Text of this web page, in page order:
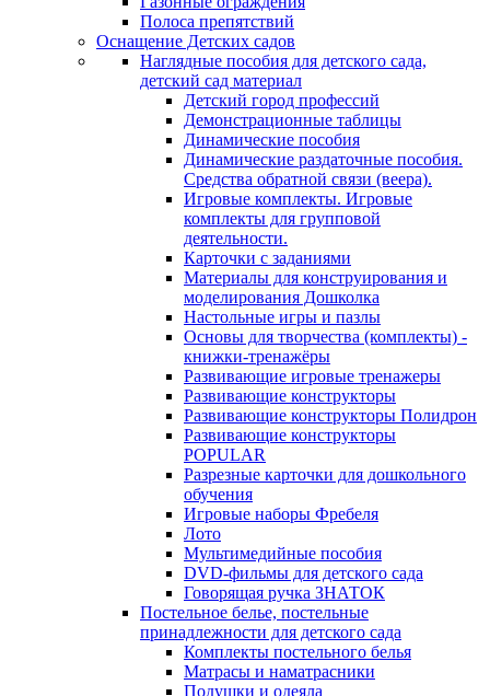
Полоса препятствий
Оснащение Детских садов
Наглядные пособия для детского сада,
детский сад материал
Детский город профессий
Демонстрационные таблицы
Динамические пособия
Динамические раздаточные пособия.
Средства обратной связи (веера).
Игровые комплекты. Игровые
комплекты для групповой
деятельности.
Карточки с заданиями
Материалы для конструирования и
моделирования Дошколка
Настольные игры и пазлы
Основы для творчества (комплекты) -
книжки-тренажёры
Развивающие игровые тренажеры
Развивающие конструкторы
Развивающие конструкторы Полидрон
Развивающие конструкторы
POPULAR
Разрезные карточки для дошкольного
обучения
Игровые наборы Фребеля
Лото
Мультимедийные пособия
DVD-фильмы для детского сада
Говорящая ручка ЗНАТОК
Постельное белье, постельные
принадлежности для детского сада
Комплекты постельного белья
Матрасы и наматрасники
Подушки и одеяла